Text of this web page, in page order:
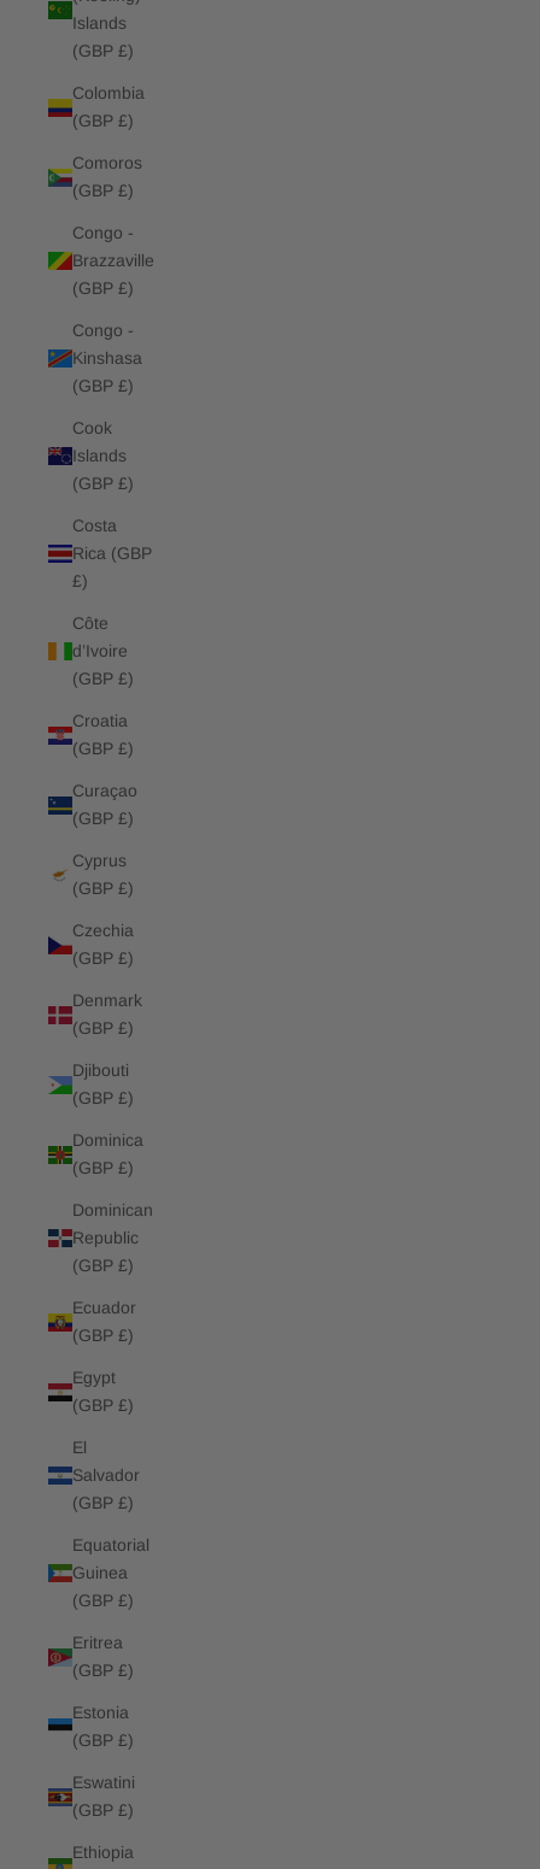
Islands
(GBP £)
Colombia
(GBP £)
Comoros
(GBP £)
Congo -
Brazzaville
(GBP £)
Congo -
Kinshasa
(GBP £)
Cook
Islands
(GBP £)
Costa
Rica (GBP
£)
Côte
d’Ivoire
(GBP £)
Croatia
(GBP £)
Curaçao
(GBP £)
Cyprus
(GBP £)
Czechia
(GBP £)
Denmark
(GBP £)
Djibouti
(GBP £)
Dominica
(GBP £)
Dominican
Republic
(GBP £)
Ecuador
(GBP £)
Egypt
(GBP £)
El
Salvador
(GBP £)
Equatorial
Guinea
(GBP £)
Eritrea
(GBP £)
Estonia
(GBP £)
Eswatini
(GBP £)
Ethiopia